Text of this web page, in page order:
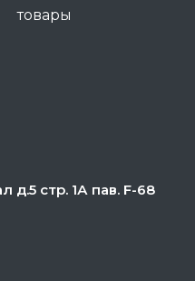
товары
д.5 стр. 1А пав. F-68